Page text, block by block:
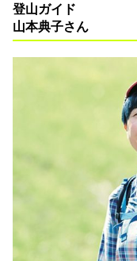
登山ガイド
山本典子さん